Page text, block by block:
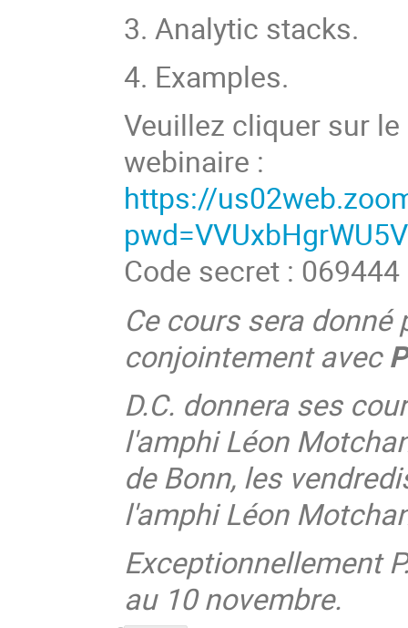
3. Analytic stacks.
4. Examples.
Veuillez cliquer sur
webinaire :
https://
Code secret : 069444
Ce cours sera donné
conjointement avec
D.C. donnera ses
l'amphi Léon
de Bonn, les
l'amphi Léon
Exceptionnellement
au 10 novembre.